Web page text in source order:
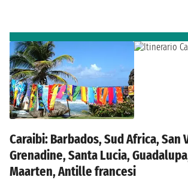
Caraibi: Barbados, Sud Africa, San
Grenadine, Santa Lucia,
Maarten, Antille francesi